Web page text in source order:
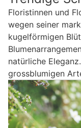
Floristinnen und
wegen seiner
kugelförmigen
natürliche
grossblumigen